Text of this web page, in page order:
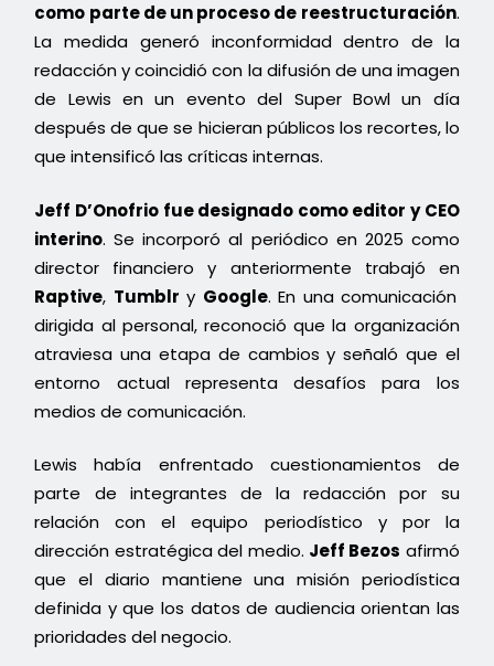
como parte de un proceso de reestructuración.
La medida generó inconformidad dentro de la
redacción y coincidió con la difusión de una imagen
de Lewis en un evento del Super Bowl un día
después de que se hicieran públicos los recortes, lo
que intensificó las críticas internas.
Jeff D’Onofrio fue designado como editor y CEO
interino. Se incorporó al periódico en 2025 como
director financiero y anteriormente trabajó en
Raptive, Tumblr y Google. En una comunicación
dirigida al personal, reconoció que la organización
atraviesa una etapa de cambios y señaló que el
entorno actual representa desafíos para los
medios de comunicación.
Lewis había enfrentado cuestionamientos de
parte de integrantes de la redacción por su
relación con el equipo periodístico y por la
dirección estratégica del medio. Jeff Bezos afirmó
que el diario mantiene una misión periodística
definida y que los datos de audiencia orientan las
prioridades del negocio.